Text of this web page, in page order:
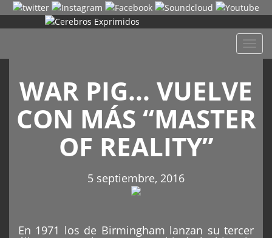
WAR PIG… VUELVE
CON MÁS “MASTER
OF REALITY”
5 septiembre, 2016
En 1971 los de Birmingham lanzan su tercer